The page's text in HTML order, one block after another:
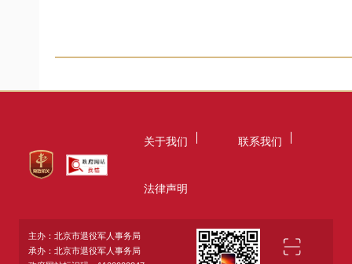
关于我们 联系我们
法律声明
主办：北京市退役军人事务局
承办：北京市退役军人事务局